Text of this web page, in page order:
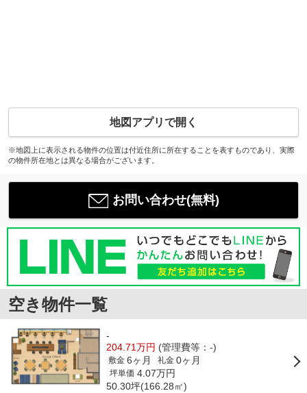
地図アプリで開く
※地図上に表示される物件の位置は付近住所に所在することを表すものであり、実際
の物件所在地とは異なる場合がございます。
お問い合わせ(無料)
空き物件一覧
-
204.71万円 (管理費等：-)
敷金 6ヶ月 礼金 0ヶ月
坪単価 4.07万円
50.30坪(166.28㎡)